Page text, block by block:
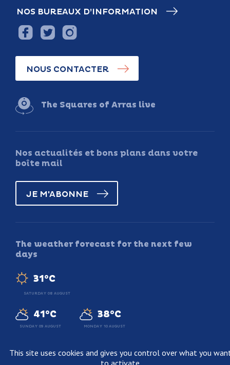
NOS BUREAUX D’INFORMATION
NOUS CONTACTER
The Squares of Arras live
Nos actualités et bons plans dans votre
boîte mail
JE M'ABONNE
The weather forecast for the next few
days
31°C
SATURDAY 08 AUGUST
41°C
SUNDAY 09 AUGUST
38°C
MONDAY 10 AUGUST
This site uses cookies and gives you control over what you
to activate